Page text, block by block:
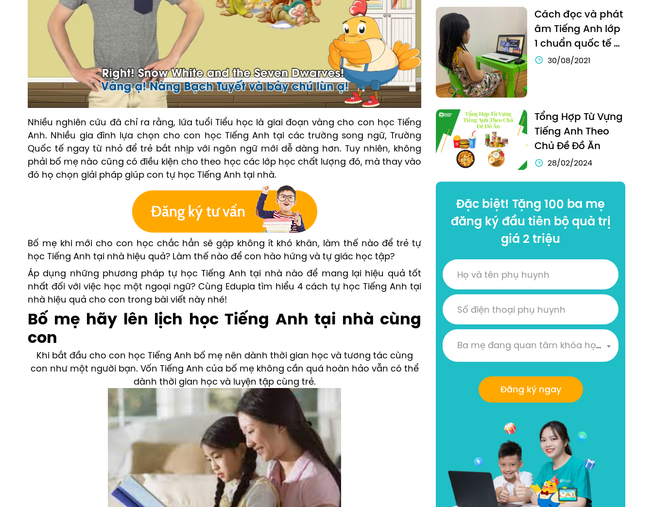
Nhiều nghiên cứu đã chỉ ra rằng, lứa tuổi Tiểu học là giai đoạn vàng cho con học Tiếng
Anh. Nhiều gia đình lựa chọn cho con học Tiếng Anh tại các trường song ngữ, Trường
Quốc tế ngay từ nhỏ để trẻ bắt nhịp với ngôn ngữ mới dễ dàng hơn. Tuy nhiên, không
phải bố mẹ nào cũng có điều kiện cho theo học các lớp học chất lượng đó, mà thay vào
đó họ chọn giải pháp giúp con tự học Tiếng Anh tại nhà.
Bố mẹ khi mới cho con học chắc hẳn sẽ gặp không ít khó khăn, làm thế nào để trẻ tự
học Tiếng Anh tại nhà hiệu quả? Làm thế nào để con hào hứng và tự giác học tập?
Áp dụng những phương pháp tự học Tiếng Anh tại nhà nào để mang lại hiệu quả tốt
nhất đối với việc học một ngoại ngữ? Cùng Edupia tìm hiểu 4 cách tự học Tiếng Anh tại
nhà hiệu quả cho con trong bài viết này nhé!
Bố mẹ hãy lên lịch học Tiếng Anh tại nhà cùng
con
Khi bắt đầu cho con học Tiếng Anh bố mẹ nên dành thời gian học và tương tác cùng
con như một người bạn. Vốn Tiếng Anh của bố mẹ không cần quá hoàn hảo vẫn có thể
dành thời gian học và luyện tập cùng trẻ.
Cách đọc và phát
âm Tiếng Anh lớp
1 chuẩn quốc tế
cho trẻ
30/08/2021
Tổng Hợp Từ Vựng
Tiếng Anh Theo
Chủ Đề Đồ Ăn
28/02/2024
Đặc biệt! Tặng 100 ba mẹ
đăng ký đầu tiên bộ quà trị
giá 2 triệu
Ba mẹ đang quan tâm khóa học nào?
Đăng ký ngay